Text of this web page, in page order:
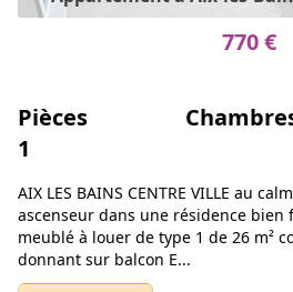
770 €
Pièces
1
AIX LES BAINS CENTRE VILLE au
ascenseur dans une résidence
meublé à louer de type 1 de 26 m²
donnant sur balcon E...